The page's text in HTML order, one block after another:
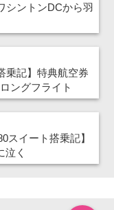
シントンDCから羽
乗記】特典航空券
ングフライト
スイート搭乗記】
泣く